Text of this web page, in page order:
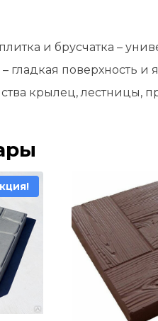
и брусчатка –
гладкая поверхность
крылец, лестницы,